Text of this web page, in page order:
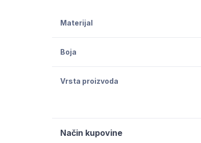
Materijal
Boja
Vrsta proizvoda
Način kupovine